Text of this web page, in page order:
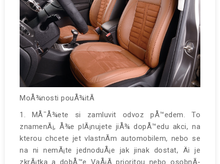
MoÅ¾nosti pouÅ¾itÃ­
1. MÅ¯Å¾ete si zamluvit odvoz pÅ™edem. To
znamenÃ¡, Å¾e plÃ¡nujete jiÅ¾ dopÅ™edu akci, na
kterou chcete jet vlastnÃ­m automobilem, nebo se
na ni nemÃ¡te jednoduÅ¡e jak jinak dostat, Äi je
zkrÃ¡tka a dobÅ™e VaÅ¡Ã­ prioritou nebo osobnÃ­